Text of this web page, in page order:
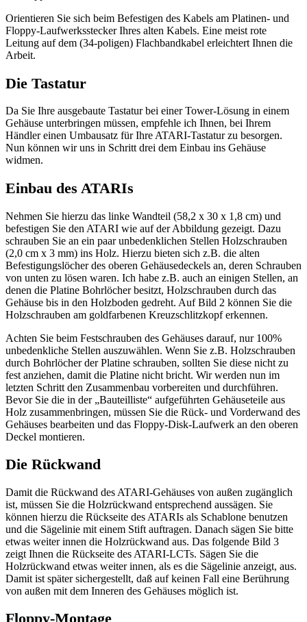
Orientieren Sie sich beim Befestigen des Kabels am Platinen- und
Floppy-Laufwerksstecker Ihres alten Kabels. Eine meist rote
Leitung auf dem (34-poligen) Flachbandkabel erleichtert Ihnen die
Arbeit.
Die Tastatur
Da Sie Ihre ausgebaute Tastatur bei einer Tower-Lösung in einem
Gehäuse unterbringen müssen, empfehle ich Ihnen, bei Ihrem
Händler einen Umbausatz für Ihre ATARI-Tastatur zu besorgen.
Nun können wir uns in Schritt drei dem Einbau ins Gehäuse
widmen.
Einbau des ATARIs
Nehmen Sie hierzu das linke Wandteil (58,2 x 30 x 1,8 cm) und
befestigen Sie den ATARI wie auf der Abbildung gezeigt. Dazu
schrauben Sie an ein paar unbedenklichen Stellen Holzschrauben
(2,0 cm x 3 mm) ins Holz. Hierzu bieten sich z.B. die alten
Befestigungslöcher des oberen Gehäusedeckels an, deren Schrauben
von unten zu lösen waren. Ich habe z.B. auch an einigen Stellen, an
denen die Platine Bohrlöcher besitzt, Holzschrauben durch das
Gehäuse bis in den Holzboden gedreht. Auf Bild 2 können Sie die
Holzschrauben am goldfarbenen Kreuzschlitzkopf erkennen.
Achten Sie beim Festschrauben des Gehäuses darauf, nur 100%
unbedenkliche Stellen auszuwählen. Wenn Sie z.B. Holzschrauben
durch Bohrlöcher der Platine schrauben, sollten Sie diese nicht zu
fest anziehen, damit die Platine nicht bricht. Wir werden nun im
letzten Schritt den Zusammenbau vorbereiten und durchführen.
Bevor Sie die in der „Bauteilliste“ aufgeführten Gehäuseteile aus
Holz zusammenbringen, müssen Sie die Rück- und Vorderwand des
Gehäuses bearbeiten und das Floppy-Disk-Laufwerk an den oberen
Deckel montieren.
Die Rückwand
Damit die Rückwand des ATARI-Gehäuses von außen zugänglich
ist, müssen Sie die Holzrückwand entsprechend aussägen. Sie
können hierzu die Rückseite des ATARIs als Schablone benutzen
und die Sägelinie mit einem Stift auftragen. Danach sägen Sie bitte
etwas weiter innen die Holzrückwand aus. Das folgende Bild 3
zeigt Ihnen die Rückseite des ATARI-LCTs. Sägen Sie die
Holzrückwand etwas weiter innen, als es die Sägelinie anzeigt, aus.
Damit ist später sichergestellt, daß auf keinen Fall eine Berührung
von außen mit dem Inneren des Gehäuses möglich ist.
Floppy-Montage